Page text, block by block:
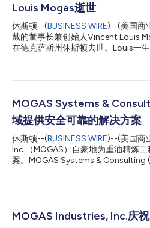
Louis Mogas逝世
休斯顿--(BUSINESS WIRE)--(美国商
戴的董事长兼创始人Vincent Louis
在德克萨斯州休斯顿去世。Louis一
从Cameron Iron Works获得了维修
阀门业务。自2000年以来，
洲、加拿大、南美、中东和印度设立
Mogas在早期引入的商业行为标准成
让每位员工主导自己的工作、让工作
相信工作可以充满乐趣和光荣，目前
公司业务原则。 Louis获得过许多公
Growing Private Companies（Inc.
MOGAS Systems &
域提供安全可靠的解决方案
休斯顿--(BUSINESS WIRE)--(美国商
Inc.（MOGAS）自豪地为重油精炼
案。MOGAS Systems & Consulting
炼油装置通常更昂贵，并且由于需
运营商带来了许多益处，其中包括减
MOGAS Industries, Inc.庆